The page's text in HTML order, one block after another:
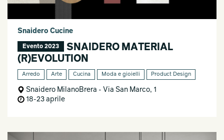
Snaidero Cucine
Evento 2023
SNAIDERO MATERIAL
(R)EVOLUTION
Arredo Arte Cucina Moda e gioielli Product Design
Snaidero MilanoBrera - Via San Marco, 1
18-23 aprile